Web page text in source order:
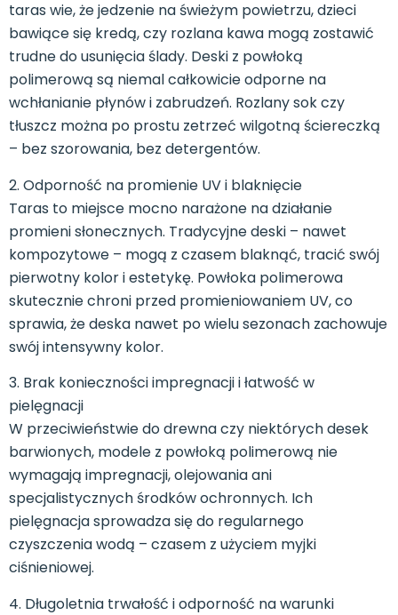
taras wie, że jedzenie na świeżym powietrzu, dzieci
bawiące się kredą, czy rozlana kawa mogą zostawić
trudne do usunięcia ślady. Deski z powłoką
polimerową są niemal całkowicie odporne na
wchłanianie płynów i zabrudzeń. Rozlany sok czy
tłuszcz można po prostu zetrzeć wilgotną ściereczką
– bez szorowania, bez detergentów.
2. Odporność na promienie UV i blaknięcie
Taras to miejsce mocno narażone na działanie
promieni słonecznych. Tradycyjne deski – nawet
kompozytowe – mogą z czasem blaknąć, tracić swój
pierwotny kolor i estetykę. Powłoka polimerowa
skutecznie chroni przed promieniowaniem UV, co
sprawia, że deska nawet po wielu sezonach zachowuje
swój intensywny kolor.
3. Brak konieczności impregnacji i łatwość w
pielęgnacji
W przeciwieństwie do drewna czy niektórych desek
barwionych, modele z powłoką polimerową nie
wymagają impregnacji, olejowania ani
specjalistycznych środków ochronnych. Ich
pielęgnacja sprowadza się do regularnego
czyszczenia wodą – czasem z użyciem myjki
ciśnieniowej.
4. Długoletnia trwałość i odporność na warunki